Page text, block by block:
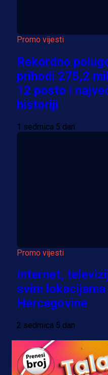
Promo vijesti
Rekordno
prihodi 275,2
12 posto i
historiji
1 sedmica 5 dan
Promo vijesti
Internet,
svim
Hercegovine
2 sedmica 5 dan